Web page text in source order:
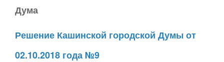
Дума
Решение Кашинской городской Думы от
02.10.2018 года №9